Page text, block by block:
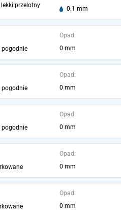
przelotny
0.1 mm
pogodnie
Opad:
0 mm
pogodnie
Opad:
0 mm
pogodnie
Opad:
0 mm
Opad:
0 mm
Opad:
0 mm